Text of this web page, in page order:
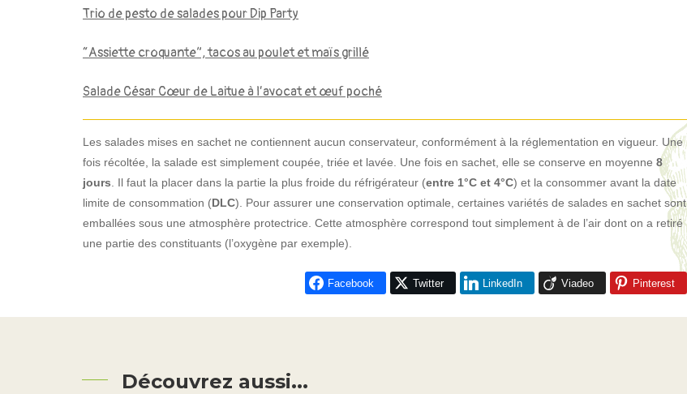
Trio de pesto de salades pour Dip Party
“Assiette croquante”, tacos au poulet et maïs grillé
Salade César Cœur de Laitue à l’avocat et œuf poché
Les salades mises en sachet ne contiennent aucun conservateur, conformément à la réglementation en vigueur. Une
fois récoltée, la salade est simplement coupée, triée et lavée. Une fois en sachet, elle se conserve en moyenne 8
jours . Il faut la placer dans la partie la plus froide du réfrigérateur (entre 1°C et 4°C) et la consommer avant la date
limite de consommation (DLC). Pour assurer une conservation optimale, certaines variétés de salades en sachet sont
emballées sous une atmosphère protectrice. Cette atmosphère correspond tout simplement à de l’air dont on a retiré
une partie des constituants (l’oxygène par exemple).
Facebook Twitter LinkedIn Viadeo Pinterest
Découvrez aussi...